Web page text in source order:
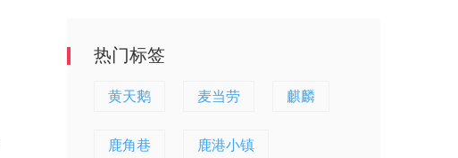
热门标签
黄天鹅 麦当劳 麒麟
鹿角巷 鹿港小镇